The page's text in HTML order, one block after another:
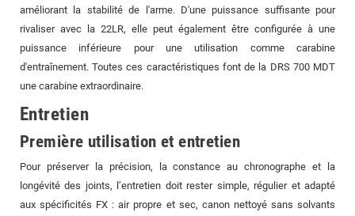
améliorant la stabilité de l'arme. D'une puissance suffisante pour
rivaliser avec la 22LR, elle peut également être configurée à une
puissance inférieure pour une utilisation comme carabine
d'entraînement. Toutes ces caractéristiques font de la DRS 700 MDT
une carabine extraordinaire.
Entretien
Première utilisation et entretien
Pour préserver la précision, la constance au chronographe et la
longévité des joints, l’entretien doit rester simple, régulier et adapté
aux spécificités FX : air propre et sec, canon nettoyé sans solvants